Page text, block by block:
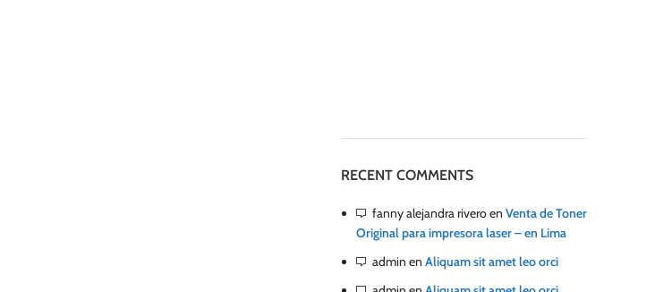
RECENT COMMENTS
fanny alejandra riveroen Venta de Toner
Original para impresora laser – en Lima
admin en Aliquam sit amet leo orci